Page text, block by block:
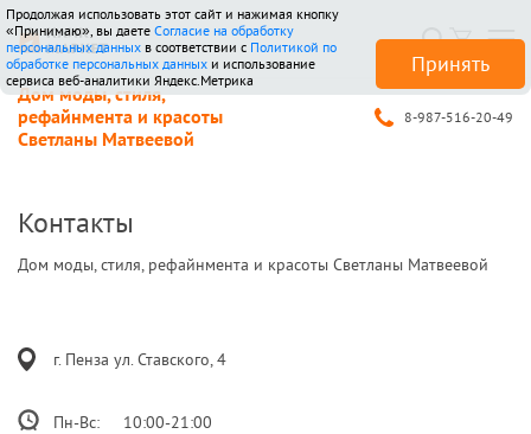
Дом моды, стиля,
рефайнмента и красоты
Светланы Матвеевой
8-987-516-20-49
Продолжая использовать этот сайт и нажимая кнопку
«Принимаю», вы даете Согласие на обработку
персональных данных в соответствии с Политикой по
обработке персональных данных и использование
сервиса веб-аналитики Яндекс.Метрика
Принять
Контакты
Дом моды, стиля, рефайнмента и красоты Светланы Матвеевой
г. Пенза ул. Ставского, 4
Пн-Вс: 10:00-21:00